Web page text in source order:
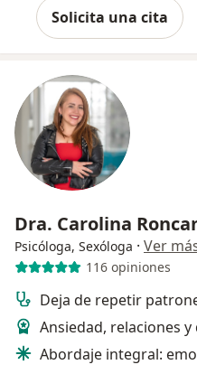
Solicita una cita
Dra. Carolina
Psicóloga, Sexóloga · Ver
116 opiniones
Deja de repetir
Ansiedad, relaciones
Abordaje integral: